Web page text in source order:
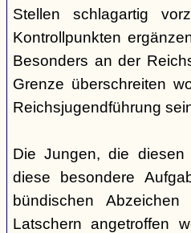
Stellen schlagartig
Kontrollpunkten
Besonders an der
Grenze überschreiten
Reichsjugendführung
Die Jungen, die
diese besondere
bündischen
Latschern angetroffen